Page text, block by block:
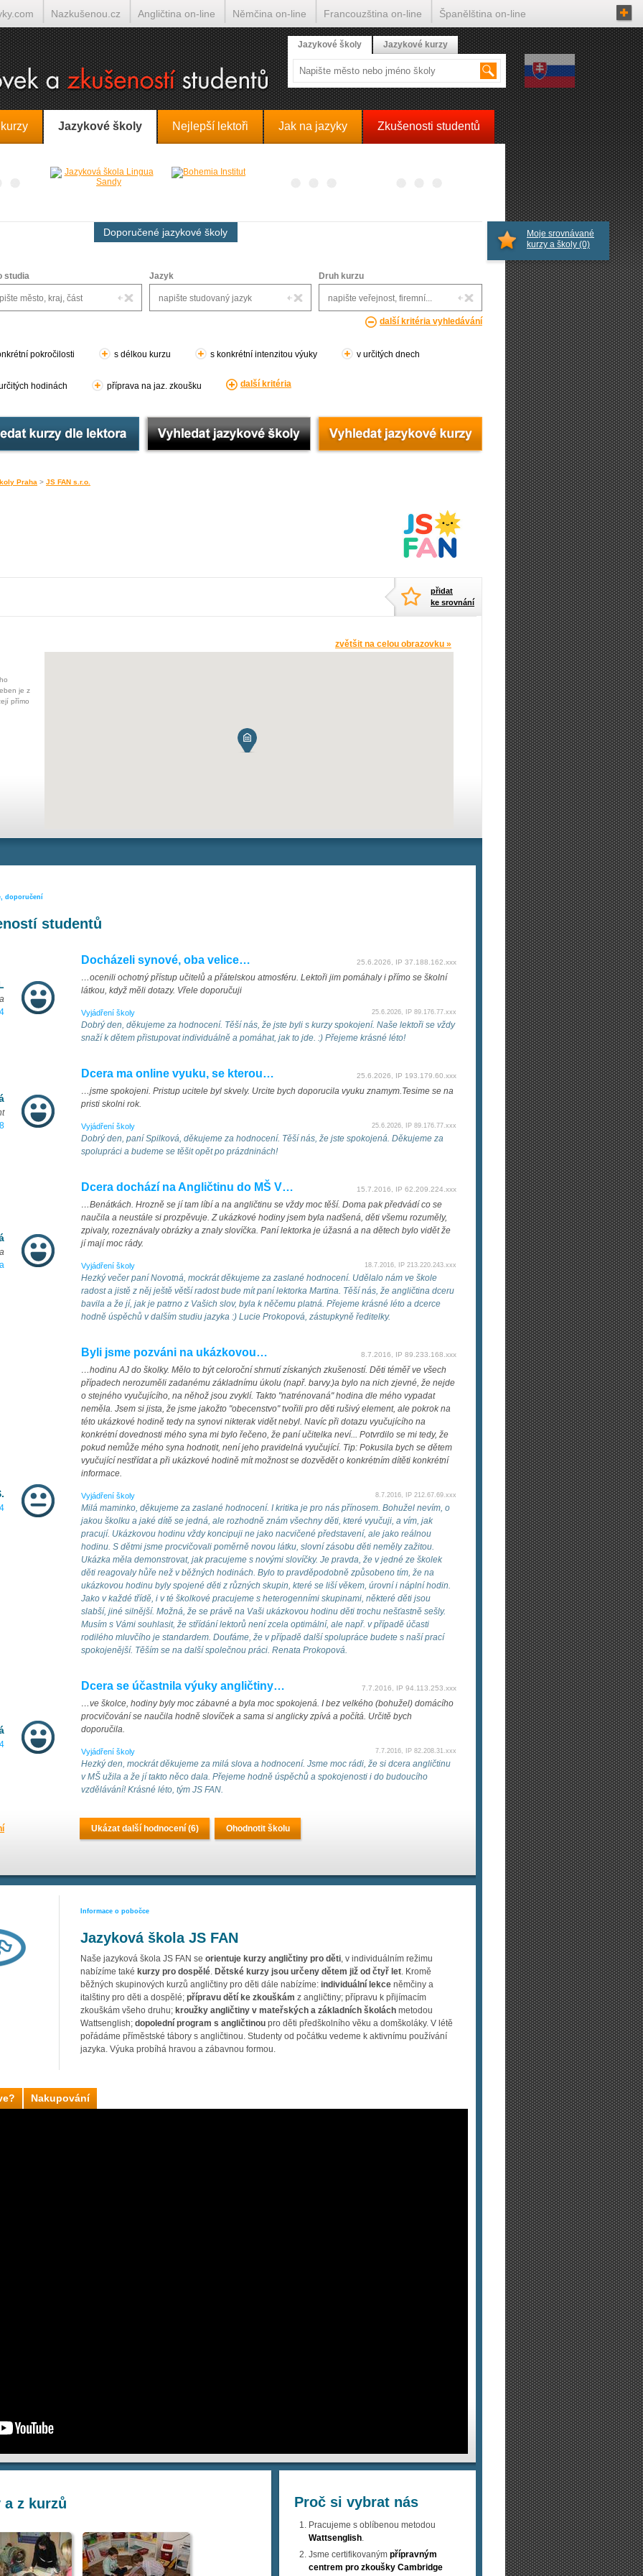
Jazykové školy Nejlepší lektoři Jak na jazyky Zkušenosti studentů
Doporučené jazykové školy
studia Jazyk Druh kurzu
další kritéria vyhledávání
pokročilosti s délkou kurzu s konkrétní intenzitou výuky v určitých dnech
hodinách příprava na jaz. zkoušku další kritéria
Praha > JS FAN s.r.o.
přidat
ke srovnání
je z
přímo
zvětšit na celou obrazovku »
doporučení
studentů
Docházeli synové, oba velice… 25.6.2026, IP 37.188.162.xxx
…ocenili ochotný přístup učitelů a přátelskou atmosféru. Lektoři jim pomáhaly i přímo se školní
látkou, když měli dotazy. Vřele doporučuji
Vyjádření školy 25.6.2026, IP 89.176.77.xxx
Dobrý den, děkujeme za hodnocení. Těší nás, že jste byli s kurzy spokojení. Naše lektoři se vždy
snaží k dětem přistupovat individuálně a pomáhat, jak to jde. :) Přejeme krásné léto!
Dcera ma online vyuku, se kterou… 25.6.2026, IP 193.179.60.xxx
…jsme spokojeni. Pristup ucitele byl skvely. Urcite bych doporucila vyuku znamym.Tesime se na
pristi skolni rok.
Vyjádření školy 25.6.2026, IP 89.176.77.xxx
Dobrý den, paní Spilková, děkujeme za hodnocení. Těší nás, že jste spokojená. Děkujeme za
spolupráci a budeme se těšit opět po prázdninách!
Dcera dochází na Angličtinu do MŠ V… 15.7.2016, IP 62.209.224.xxx
…Benátkách. Hrozně se jí tam líbí a na angličtinu se vždy moc těší. Doma pak předvádí co se
naučila a neustále si prozpěvuje. Z ukázkové hodiny jsem byla nadšená, děti všemu rozuměly,
zpivaly, rozeznávaly obrázky a znaly slovíčka. Paní lektorka je úžasná a na dětech bylo vidět že
jí mají moc rády.
Vyjádření školy 18.7.2016, IP 213.220.243.xxx
Hezký večer paní Novotná, mockrát děkujeme za zaslané hodnocení. Udělalo nám ve škole
radost a jistě z něj ještě větší radost bude mít paní lektorka Martina. Těší nás, že angličtina dceru
bavila a že jí, jak je patrno z Vašich slov, byla k něčemu platná. Přejeme krásné léto a dcerce
hodně úspěchů v dalším studiu jazyka :) Lucie Prokopová, zástupkyně ředitelky.
Byli jsme pozváni na ukázkovou… 8.7.2016, IP 89.233.168.xxx
…hodinu AJ do školky. Mělo to být celoroční shrnutí získaných zkušeností. Děti téměř ve všech
případech nerozuměli zadanému základnímu úkolu (např. barvy.)a bylo na nich zjevné, že nejde
o stejného vyučujícího, na něhož jsou zvyklí. Takto "natrénovaná" hodina dle mého vypadat
neměla. Jsem si jista, že jsme jakožto "obecenstvo" tvořili pro děti rušivý element, ale pokrok na
této ukázkové hodině tedy na synovi nikterak vidět nebyl. Navíc při dotazu vyučujícího na
konkrétní dovednosti mého syna mi bylo řečeno, že paní učitelka neví... Potvrdilo se mi tedy, že
pokud nemůže mého syna hodnotit, není jeho pravidelná vyučující. Tip: Pokusila bych se dětem
vyučující nestřídat a při ukázkové hodině mít možnost se dozvědět o konkrétním dítěti konkrétní
informace.
Vyjádření školy 8.7.2016, IP 212.67.69.xxx
Milá maminko, děkujeme za zaslané hodnocení. I kritika je pro nás přínosem. Bohužel nevím, o
jakou školku a jaké dítě se jedná, ale rozhodně znám všechny děti, které vyučuji, a vím, jak
pracují. Ukázkovou hodinu vždy koncipuji ne jako nacvičené představení, ale jako reálnou
hodinu. S dětmi jsme procvičovali poměrně novou látku, slovní zásobu děti neměly zažitou.
Ukázka měla demonstrovat, jak pracujeme s novými slovíčky. Je pravda, že v jedné ze školek
děti reagovaly hůře než v běžných hodinách. Bylo to pravděpodobně způsobeno tím, že na
ukázkovou hodinu byly spojené děti z různých skupin, které se liší věkem, úrovní i náplní hodin.
Jako v každé třídě, i v té školkové pracujeme s heterogenními skupinami, některé děti jsou
slabší, jiné silnější. Možná, že se právě na Vaši ukázkovou hodinu děti trochu nešťastně sešly.
Musím s Vámi souhlasit, že střídání lektorů není zcela optimální, ale např. v případě účasti
rodilého mluvčího je standardem. Doufáme, že v případě další spolupráce budete s naší prací
spokojenější. Těším se na další společnou práci. Renata Prokopová.
Dcera se účastnila výuky angličtiny… 7.7.2016, IP 94.113.253.xxx
…ve školce, hodiny byly moc zábavné a byla moc spokojená. I bez velkého (bohužel) domácího
procvičování se naučila hodně slovíček a sama si anglicky zpívá a počítá. Určitě bych
doporučila.
Vyjádření školy 7.7.2016, IP 82.208.31.xxx
Hezký den, mockrát děkujeme za milá slova a hodnocení. Jsme moc rádi, že si dcera angličtinu
v MŠ užila a že jí takto něco dala. Přejeme hodně úspěchů a spokojenosti i do budoucího
vzdělávání! Krásné léto, tým JS FAN.
Ukázat další hodnocení (6) Ohodnotit školu
Informace o pobočce
Jazyková škola JS FAN
Naše jazyková škola JS FAN se orientuje kurzy angličtiny pro děti, v individuálním režimu
nabízíme také kurzy pro dospělé. Dětské kurzy jsou určeny dětem již od čtyř let. Kromě
běžných skupinových kurzů angličtiny pro děti dále nabízíme: individuální lekce němčiny a
italštiny pro děti a dospělé; přípravu dětí ke zkouškám z angličtiny; přípravu k přijímacím
zkouškám všeho druhu; kroužky angličtiny v mateřských a základních školách metodou
Wattsenglish; dopolední program s angličtinou pro děti předškolního věku a domškoláky. V létě
pořádáme příměstské tábory s angličtinou. Studenty od počátku vedeme k aktivnímu používání
jazyka. Výuka probíhá hravou a zábavnou formou.
Nakupování
z kurzů Proč si vybrat nás
Pracujeme s oblíbenou metodou
Wattsenglish.
Jsme certifikovaným přípravným
centrem pro zkoušky Cambridge
Moje srovnávané
kurzy a školy (0)
Jazykové školy Jazykové kurzy
Nazkušenou.cz Angličtina on-line Němčina on-line Francouzština on-line Španělština on-line